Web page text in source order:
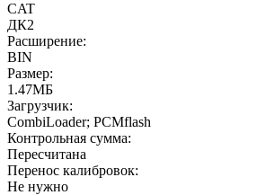
CAT
ДК2
Расширение:
BIN
Размер:
1.47МБ
Загрузчик:
CombiLoader; PCMflash
Контрольная сумма:
Пересчитана
Перенос калибровок:
Не нужно